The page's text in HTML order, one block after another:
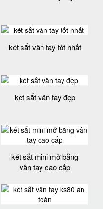
két sắt vân tay tốt nhất
két sắt vân tay đẹp
két sắt mini mở bằng
vân tay cao cấp